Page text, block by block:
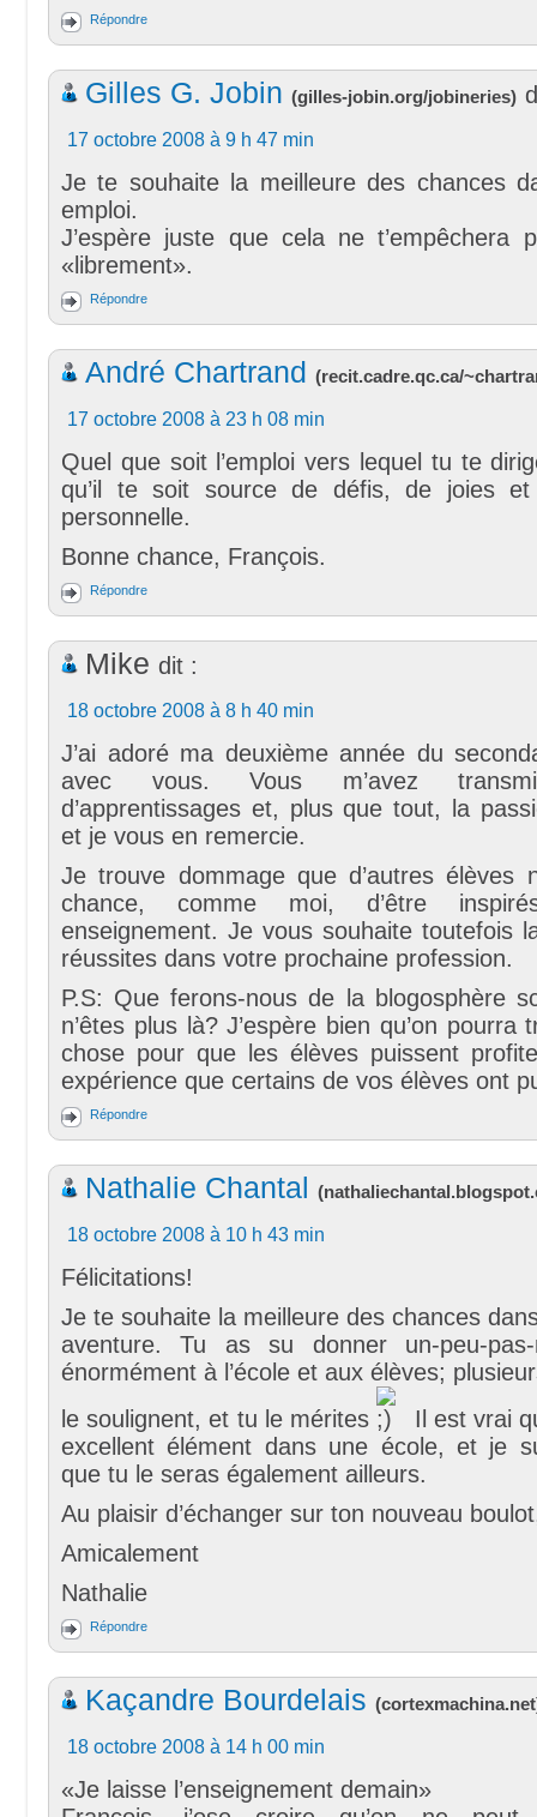
Répondre
Gilles G. Jobin (gilles-jobin.org/jobineries)
17 octobre 2008 à 9 h 47 min
Je te souhaite la meilleure des chances
emploi.
J’espère juste que cela ne t’empêchera
«librement».
Répondre
André Chartrand (recit.cadre.qc.ca/
17 octobre 2008 à 23 h 08 min
Quel que soit l’emploi vers lequel tu te
qu’il te soit source de défis, de joies et
personnelle.
Bonne chance, François.
Répondre
Mike dit :
18 octobre 2008 à 8 h 40 min
J’ai adoré ma deuxième année du
avec vous. Vous m’avez
d’apprentissages et, plus que tout, la
et je vous en remercie.
Je trouve dommage que d’autres élèves
chance, comme moi, d’être
enseignement. Je vous souhaite toutefois
réussites dans votre prochaine profession.
P.S: Que ferons-nous de la blogosphère
n’êtes plus là? J’espère bien qu’on pourra
chose pour que les élèves puissent
expérience que certains de vos élèves ont
Répondre
Nathalie Chantal (
18 octobre 2008 à 10 h 43 min
Félicitations!
Je te souhaite la meilleure des chances
aventure. Tu as su donner un-peu-pas-
énormément à l’école et aux élèves;
le soulignent, et tu le mérites
Il est vrai
excellent élément dans une école, et je
que tu le seras également ailleurs.
Au plaisir d’échanger sur ton nouveau
Amicalement
Nathalie
Répondre
Kaçandre Bourdelais (cortexmachina.net
18 octobre 2008 à 14 h 00 min
«Je laisse l’enseignement demain»